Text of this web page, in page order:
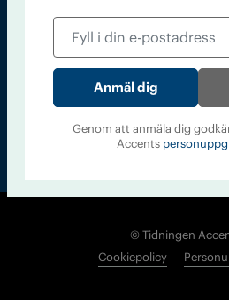
Accent
© Tidningen
Cookiepolicy
Genom att anmäla dig
Accents